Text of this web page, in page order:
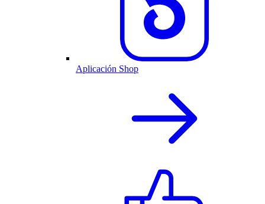
Aplicación Shop